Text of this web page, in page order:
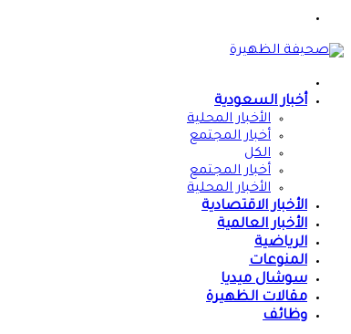
أخبار السعودية
الأخبار المحلية
أخبار المجتمع
الكل
أخبار المجتمع
الأخبار المحلية
الأخبار الاقتصادية
الأخبار العالمية
الرياضية
المنوعات
سوشال ميديا
مقالات الظهيرة
وظائف